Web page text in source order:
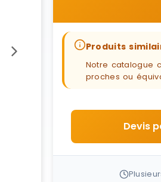
Produits
Notre catalogue
proches ou
Devis